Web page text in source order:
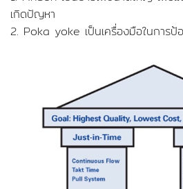
เกิดปัญหา
2. Poka yoke เป็นเครื่องมือในการ